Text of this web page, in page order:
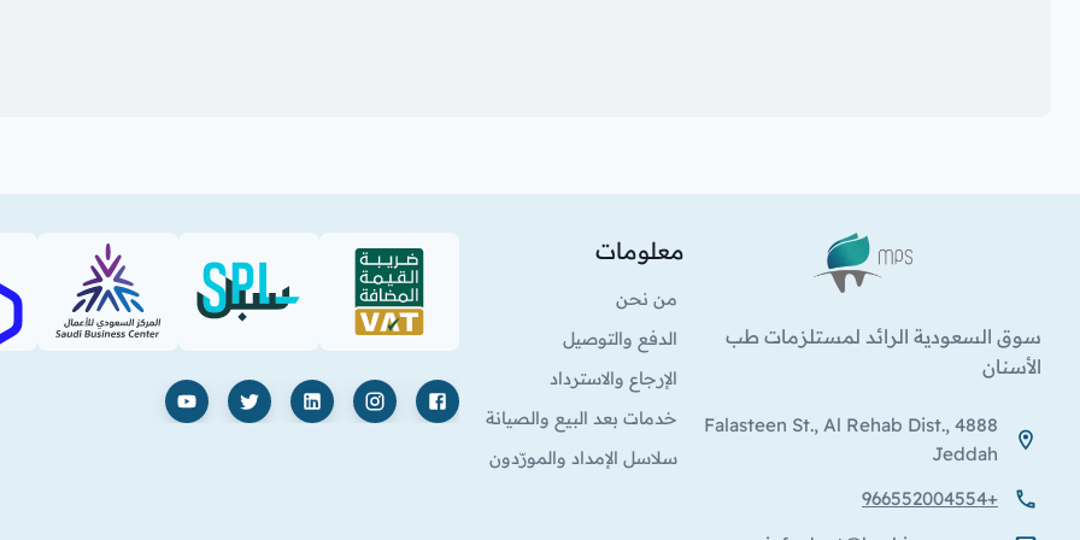
الشعار
سوق السعودية الرائد لمستلزمات طب
الأسنان
4888 Falasteen St., Al Rehab Dist.,
Jeddah
+966552004554
معلومات
من نحن
الدفع والتوصيل
الإرجاع والاسترداد
خدمات بعد البيع والصيانة
سلاسل الإمداد والمورّدون
VAT (PDF)
SPL (PDF)
SBC
فيسبوكإنستغراملينكدإن X يوتيوب